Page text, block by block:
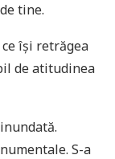
tine.
își retrăgea
de atitudinea
S-a